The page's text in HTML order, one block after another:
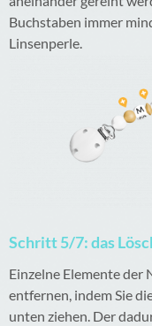
Buchstaben immer
Linsenperle.
Schritt 5/7: das
Einzelne Elemente der
entfernen, indem Sie
unten ziehen. Der